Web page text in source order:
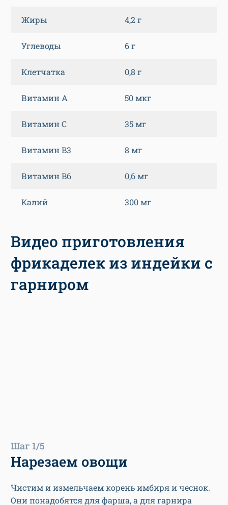
Жиры 4,2 г
Углеводы 6 г
Клетчатка 0,8 г
Витамин A 50 мкг
Витамин C 35 мг
Витамин B3 8 мг
Витамин B6 0,6 мг
Калий 300 мг
Видео приготовления
фрикаделек из индейки с
гарниром
Шаг 1/5
Нарезаем овощи
Чистим и измельчаем корень имбиря и чеснок.
Они понадобятся для фарша, а для гарнира